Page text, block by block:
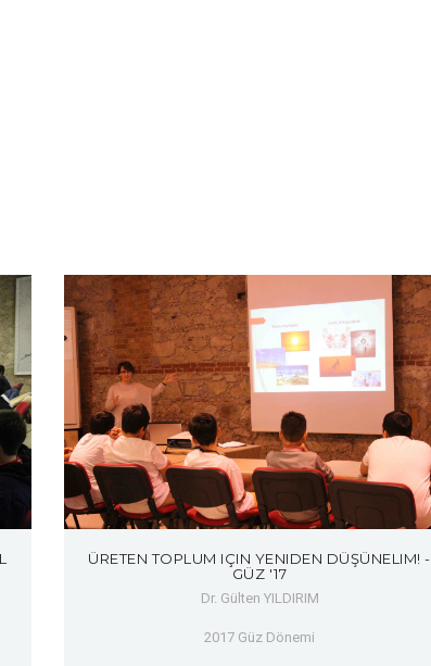
ÜRETEN TOPLUM IÇIN YENIDEN DÜŞÜNELIM! -
GÜZ '17
Dr. Gülten YILDIRIM
2017 Güz Dönemi